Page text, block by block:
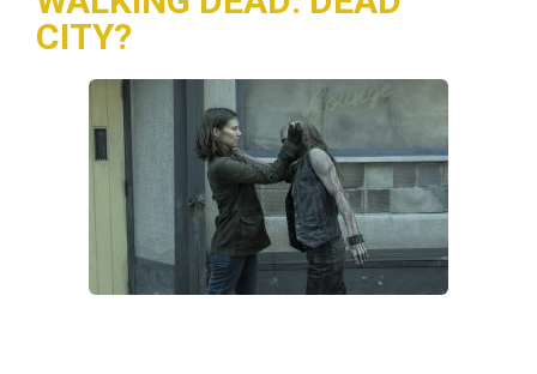
CITY?